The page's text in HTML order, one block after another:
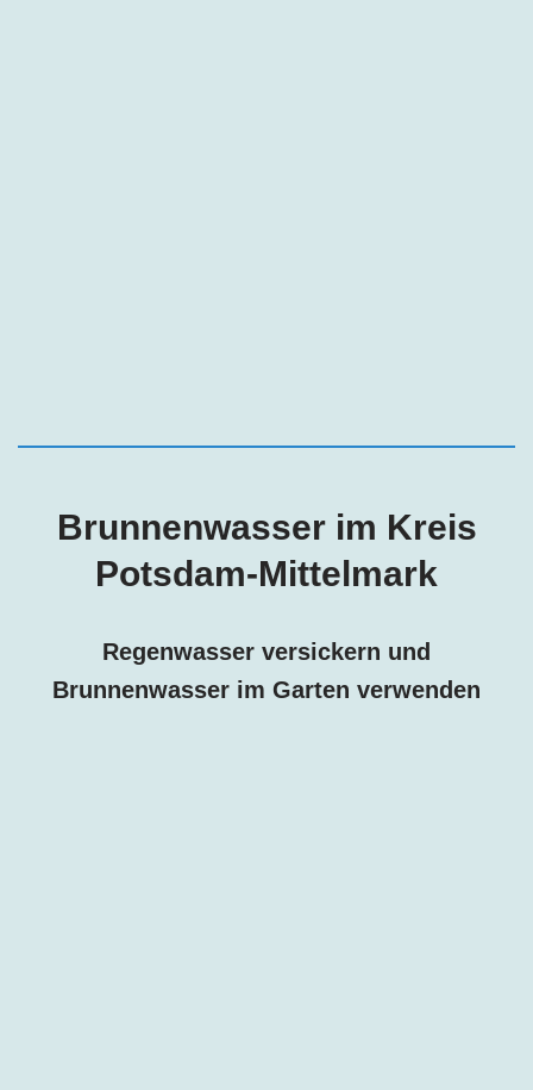
Brunnenwasser im Kreis
Potsdam-Mittelmark
Regenwasser versickern und
Brunnenwasser im Garten verwenden